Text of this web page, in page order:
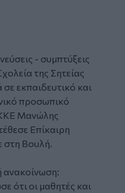
- συμπτύξεις
της Σητείας
εκπαιδευτικό και
προσωπικό
Μανώλης
Επίκαιρη
στη Βουλή.
ανακοίνωση:
ότι οι μαθητές και